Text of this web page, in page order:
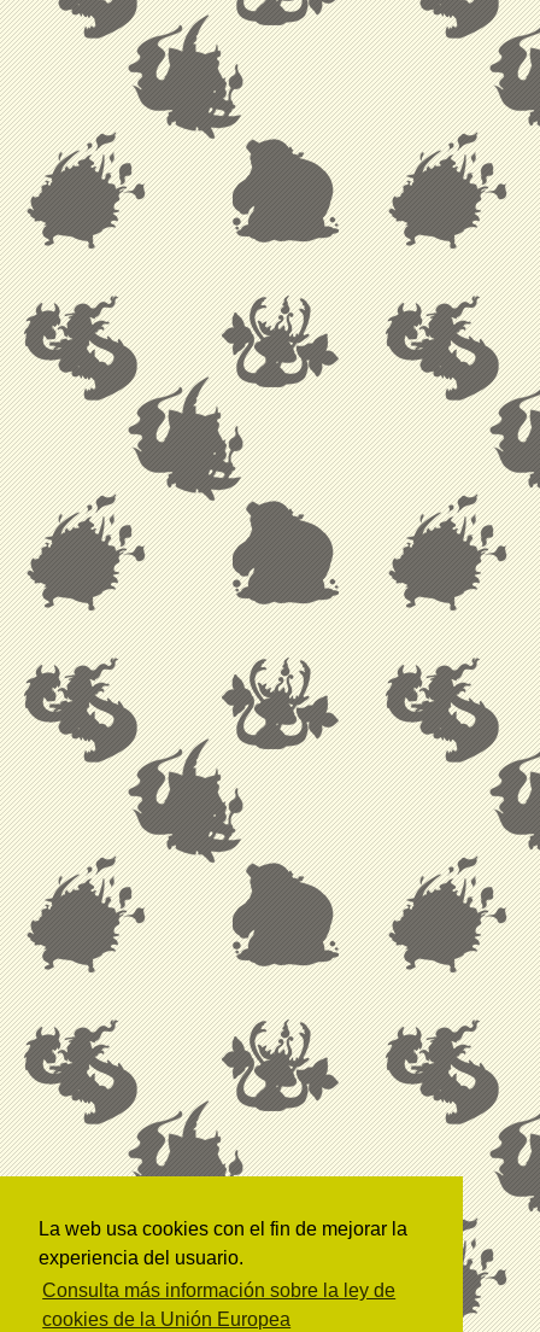
La web usa cookies con el fin de mejorar la
experiencia del usuario.
Consulta más información sobre la ley de
cookies de la Unión Europea